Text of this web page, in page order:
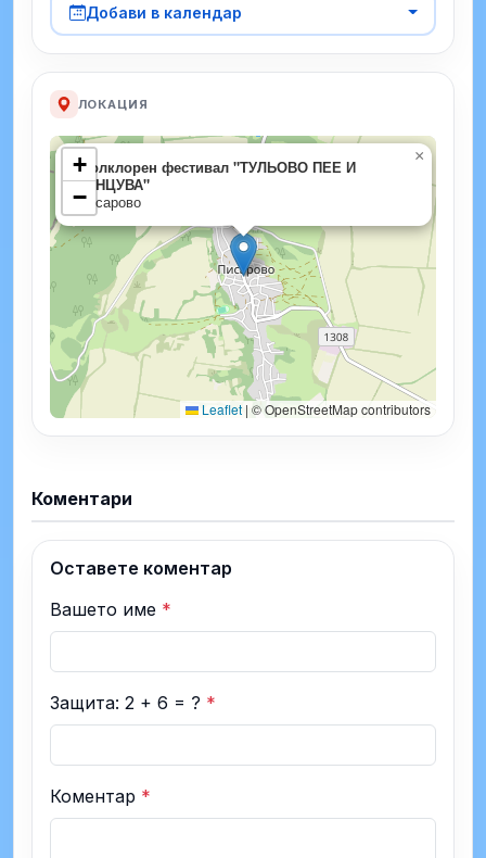
Добави в календар
ЛОКАЦИЯ
Фолклорен фестивал "ТУЛЬОВО ПЕЕ И
ТАНЦУВА"
Писарово
×
+
−
Leaflet | © OpenStreetMap contributors
Коментари
Оставете коментар
Вашето име *
Защита: 2 + 6 = ? *
Коментар *